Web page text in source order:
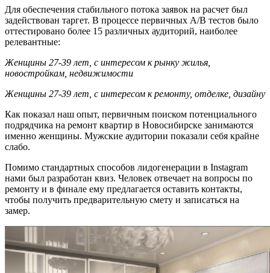
Для обеспечения стабильного потока заявок на расчет был
задействован таргет. В процессе первичных А/B тестов было
оттестировано более 15 различных аудиторий, наиболее
релевантные:
Женщины 27-39 лет, с интересом к рынку жилья,
новостройкам, недвижимости
Женщины 27-39 лет, с интересом к ремонту, отделке, дизайну
Как показал наш опыт, первичным поиском потенциального
подрядчика на ремонт квартир в Новосибирске занимаются
именно женщины. Мужские аудитории показали себя крайне
слабо.
Помимо стандартных способов лидогенерации в Instagram
нами был разработан квиз. Человек отвечает на вопросы по
ремонту и в финале ему предлагается оставить контакты,
чтобы получить предварительную смету и записаться на
замер.